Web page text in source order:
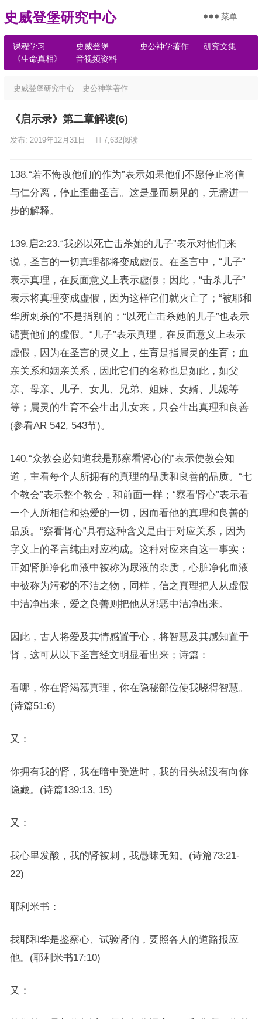
史威登堡研究中心
课程学习 史威登堡 史公神学著作
研究文集
《生命真相》
音视频资料
菜单
史威登堡研究中心 史公神学著作
《启示录》第二章解读(6)
发布: 2019年12月31日 7,632阅读
138.“若不悔改他们的作为”表示如果他们不愿停止将信
与仁分离，停止歪曲圣言。这是显而易见的，无需进一
步的解释。
139.启2:23.“我必以死亡击杀她的儿子”表示对他们来
说，圣言的一切真理都将变成虚假。在圣言中，“儿子”
表示真理，在反面意义上表示虚假；因此，“击杀儿子”
表示将真理变成虚假，因为这样它们就灭亡了；“被耶和
华所刺杀的”不是指别的；“以死亡击杀她的儿子”也表示
谴责他们的虚假。“儿子”表示真理，在反面意义上表示
虚假，因为在圣言的灵义上，生育是指属灵的生育；血
亲关系和姻亲关系，因此它们的名称也是如此，如父
亲、母亲、儿子、女儿、兄弟、姐妹、女婿、儿媳等
等；属灵的生育不会生出儿女来，只会生出真理和良善
(参看AR 542, 543节)。
140.“众教会必知道我是那察看肾心的”表示使教会知
道，主看每个人所拥有的真理的品质和良善的品质。“七
个教会”表示整个教会，和前面一样；“察看肾心”表示看
一个人所相信和热爱的一切，因而看他的真理和良善的
品质。“察看肾心”具有这种含义是由于对应关系，因为
字义上的圣言纯由对应构成。这种对应来自这一事实：
正如肾脏净化血液中被称为尿液的杂质，心脏净化血液
中被称为污秽的不洁之物，同样，信之真理把人从虚假
中洁净出来，爱之良善则把他从邪恶中洁净出来。
因此，古人将爱及其情感置于心，将智慧及其感知置于
肾，这可从以下圣言经文明显看出来；诗篇：
看哪，你在肾渴慕真理，你在隐秘部位使我晓得智慧。
(诗篇51:6)
又：
你拥有我的肾，我在暗中受造时，我的骨头就没有向你
隐藏。(诗篇139:13, 15)
又：
我心里发酸，我的肾被刺，我愚昧无知。(诗篇73:21-
22)
耶利米书：
我耶和华是鉴察心、试验肾的，要照各人的道路报应
他。(耶利米书17:10)
又：